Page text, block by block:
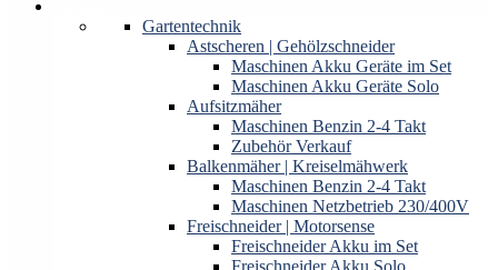
Gartentechnik
Astscheren | Gehölzschneider
Maschinen Akku Geräte im Set
Maschinen Akku Geräte Solo
Aufsitzmäher
Maschinen Benzin 2-4 Takt
Zubehör Verkauf
Balkenmäher | Kreiselmähwerk
Maschinen Benzin 2-4 Takt
Maschinen Netzbetrieb 230/400V
Freischneider | Motorsense
Freischneider Akku im Set
Freischneider Akku Solo